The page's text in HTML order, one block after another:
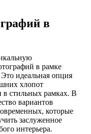
в
в рамке
идеальная опция
хлопот
стильных рамках. В
вариантов
которые
заслуженное
интерьера.